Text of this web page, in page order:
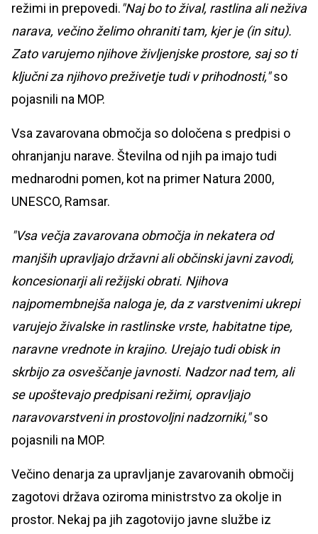
režimi in prepovedi."Naj bo to žival, rastlina ali neživa
narava, večino želimo ohraniti tam, kjer je (in situ).
Zato varujemo njihove življenjske prostore, saj so ti
ključni za njihovo preživetje tudi v prihodnosti,"so
pojasnili na MOP.
Vsa zavarovana območja so določena s predpisi o
ohranjanju narave. Številna od njih pa imajo tudi
mednarodni pomen, kot na primer Natura 2000,
UNESCO, Ramsar.
"Vsa večja zavarovana območja in nekatera od
manjših upravljajo državni ali občinski javni zavodi,
koncesionarji ali režijski obrati. Njihova
najpomembnejša naloga je, da z varstvenimi ukrepi
varujejo živalske in rastlinske vrste, habitatne tipe,
naravne vrednote in krajino. Urejajo tudi obisk in
skrbijo za osveščanje javnosti. Nadzor nad tem, ali
se upoštevajo predpisani režimi, opravljajo
naravovarstveni in prostovoljni nadzorniki,"so
pojasnili na MOP.
Večino denarja za upravljanje zavarovanih območij
zagotovi država oziroma ministrstvo za okolje in
prostor. Nekaj pa jih zagotovijo javne službe iz